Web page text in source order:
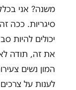
משנה? אני
סיגריות. ככה
יכולים להיות
את זה, תודה
המון נשים
לענות על